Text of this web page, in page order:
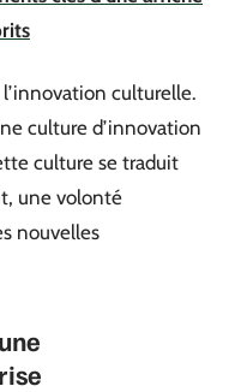
culturelle.
culture d’innovation
culture se traduit
une volonté
nouvelles